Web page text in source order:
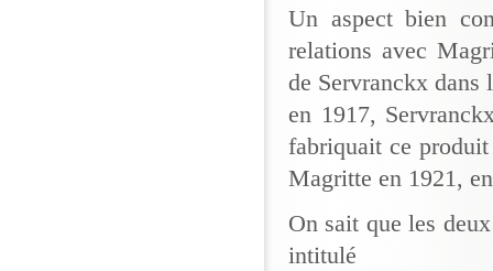
Un aspect bien
relations avec
de Servranckx dans
en 1917,
fabriquait ce
Magritte en 1921,
On sait que les
intitulé